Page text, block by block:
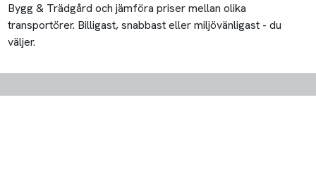
Bygg & Trädgård och jämföra priser mellan olika
transportörer. Billigast, snabbast eller miljövänligast - du
väljer.